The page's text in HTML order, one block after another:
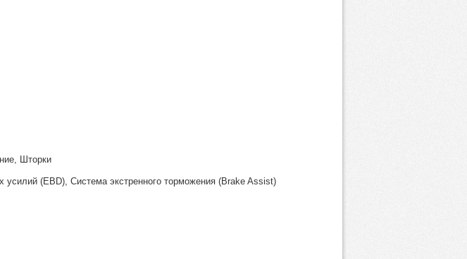
Шторки
(EBD), Система экстренного торможения (Brake Assist)